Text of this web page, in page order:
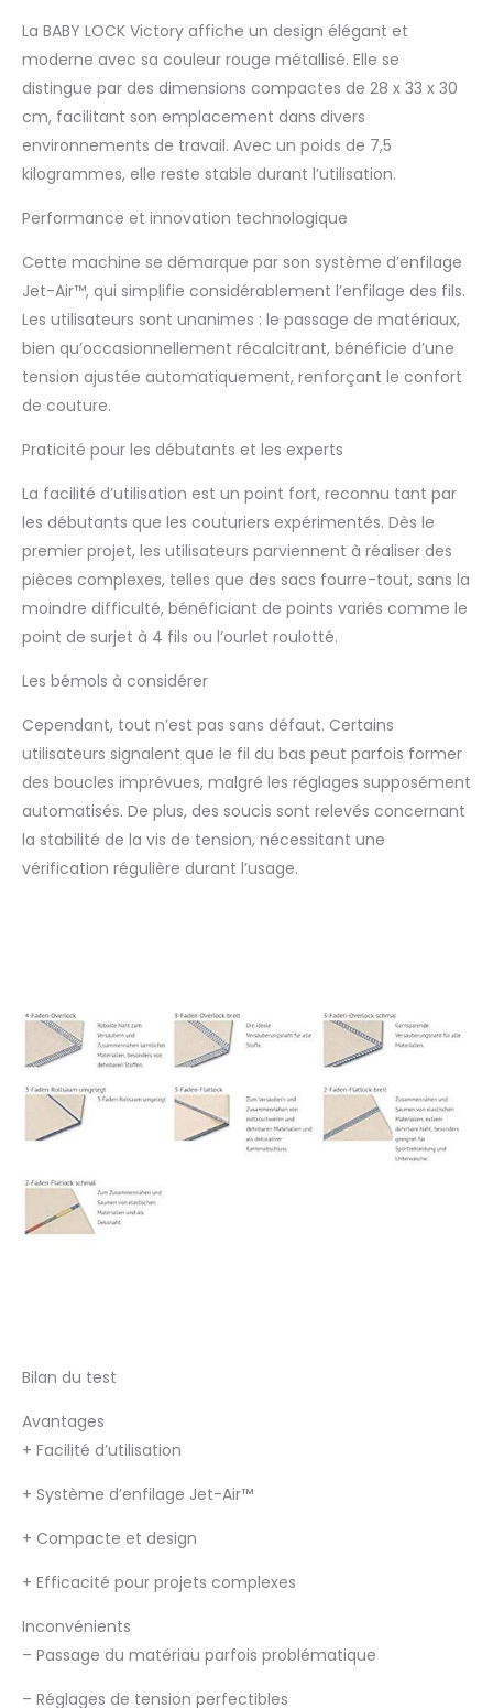
fil de votre Baby Lock Victory. Choisissez
un point, réglez le système d'alimentation
du fil sur le point approprié et
commencez à coudre Possibilités de
réglage : les possibilités de réglage de la
largeur et de la longueur du point sont
clairement disposées. Pour les vêtements
facilement et rapidement éteindre le
rallumer si nécessaire Transport
différentiel : grâce au transport
différentiel, Victory assure un transport
optimal du tissu sur les tissus élastiques,
évitant ainsi les frisottis ou les coutures
saillantes. Sur demande, vous pouvez
obtenir des effets froncés imaginatifs,
ondulée souhaitée Pince unique : notre
préhension compact unique équipé de
tubes. Cela permet un enfilage facile et
rapide. Pour que votre Victory puisse
résister à de fortes sollicitations, des
pinces extra solides de qualité industrielle
sont utilisées
La BABY LOCK Victory affiche un design élégant et
moderne avec sa couleur rouge métallisé. Elle se
distingue par des dimensions compactes de 28 x 33 x 30
cm, facilitant son emplacement dans divers
environnements de travail. Avec un poids de 7,5
kilogrammes, elle reste stable durant l’utilisation.
Performance et innovation technologique
Cette machine se démarque par son système d’enfilage
Jet-Air™, qui simplifie considérablement l’enfilage des fils.
Les utilisateurs sont unanimes : le passage de matériaux,
bien qu’occasionnellement récalcitrant, bénéficie d’une
tension ajustée automatiquement, renforçant le confort
de couture.
Praticité pour les débutants et les experts
La facilité d’utilisation est un point fort, reconnu tant par
les débutants que les couturiers expérimentés. Dès le
premier projet, les utilisateurs parviennent à réaliser des
pièces complexes, telles que des sacs fourre-tout, sans la
moindre difficulté, bénéficiant de points variés comme le
point de surjet à 4 fils ou l’ourlet roulotté.
Les bémols à considérer
Cependant, tout n’est pas sans défaut. Certains
utilisateurs signalent que le fil du bas peut parfois former
des boucles imprévues, malgré les réglages supposément
automatisés. De plus, des soucis sont relevés concernant
la stabilité de la vis de tension, nécessitant une
vérification régulière durant l’usage.
Bilan du test
Avantages
+ Facilité d’utilisation
+ Système d’enfilage Jet-Air™
+ Compacte et design
+ Efficacité pour projets complexes
Inconvénients
– Passage du matériau parfois problématique
– Réglages de tension perfectibles